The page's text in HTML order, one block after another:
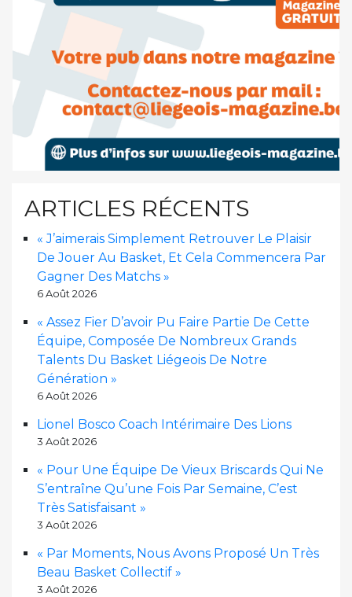
ARTICLES RÉCENTS
« J’aimerais Simplement Retrouver Le Plaisir
De Jouer Au Basket, Et Cela Commencera Par
Gagner Des Matchs »
6 Août 2026
« Assez Fier D’avoir Pu Faire Partie De Cette
Équipe, Composée De Nombreux Grands
Talents Du Basket Liégeois De Notre
Génération »
6 Août 2026
Lionel Bosco Coach Intérimaire Des Lions
3 Août 2026
« Pour Une Équipe De Vieux Briscards Qui Ne
S’entraîne Qu’une Fois Par Semaine, C’est
Très Satisfaisant »
3 Août 2026
« Par Moments, Nous Avons Proposé Un Très
Beau Basket Collectif »
3 Août 2026